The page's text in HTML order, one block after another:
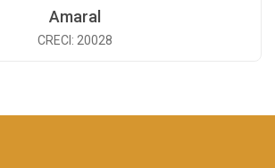
Amaral
CRECI: 20028